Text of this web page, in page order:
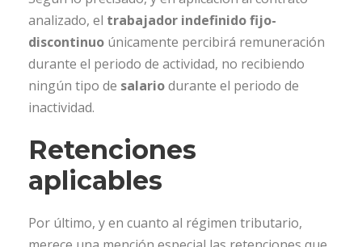
analizado, el trabajador indefinido fijo-
discontinuo únicamente percibirá remuneración
durante el periodo de actividad, no recibiendo
ningún tipo de salariodurante el periodo de
inactividad.
Retenciones
aplicables
Por último, y en cuanto al régimen tributario,